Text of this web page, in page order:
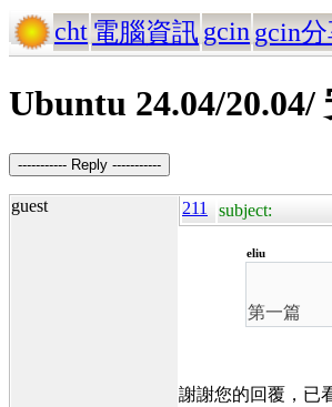
cht 電腦資訊 gcin gcin
Ubuntu 24.04/
----------- Reply -----------
guest 211 subject:
eliu
第一篇
謝謝您的回覆，已